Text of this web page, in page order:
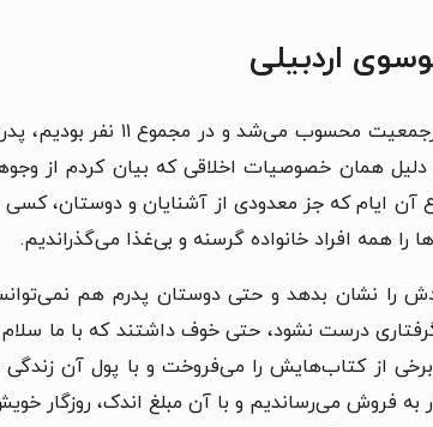
اردبیلی
آیت‌الله اردبیلی در مورد وضعیت اقتصادی خانواده خود می‌گوید:
دلیل همان خصوصیات اخلاقی که بیان کردم از
ایام که جز معدودی از آشنایان و دوستان،
همه افراد خانواده گرسنه و بی‌غذا می‌گذراندیم.
را نشان بدهد و حتی دوستان پدرم هم
درست نشود، حتی خوف داشتند که با ما سلام
از کتاب‌هایش را می‌فروخت و با پول آن زندگی
به فروش می‌رساندیم و با آن مبلغ اندک، روزگار